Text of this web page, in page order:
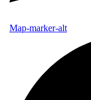
Map-marker-alt